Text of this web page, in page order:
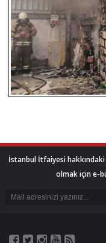
İstanbul İtfaiyesi
olmak için e-